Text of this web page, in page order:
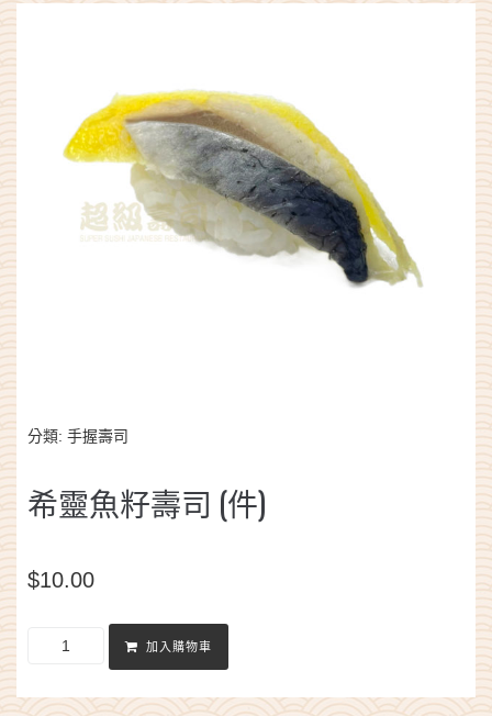
分類: 手握壽司
希靈魚籽壽司 (件)
$10.00
加入購物車